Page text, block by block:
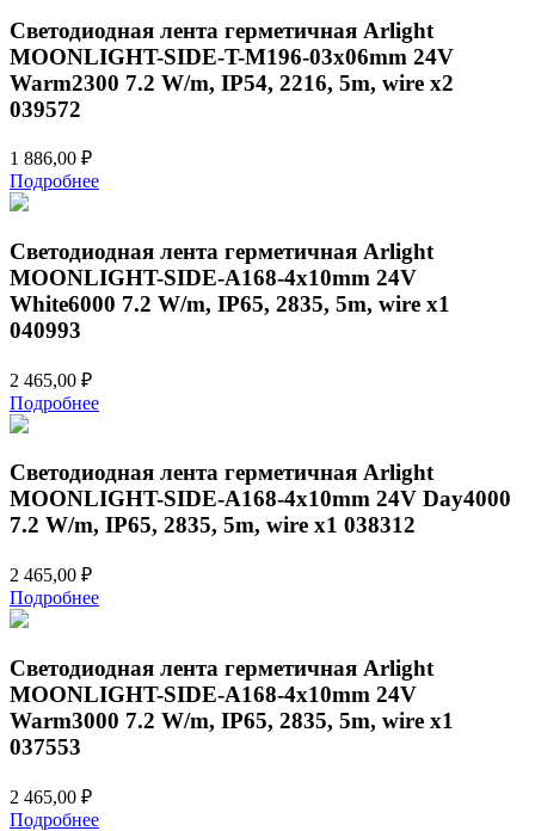
Светодиодная лента герметичная Arlight
MOONLIGHT-SIDE-T-M196-03x06mm 24V
Warm2300 7.2 W/m, IP54, 2216, 5m, wire x2
039572
1 886,00 ₽
Подробнее
Светодиодная лента герметичная Arlight
MOONLIGHT-SIDE-A168-4x10mm 24V
White6000 7.2 W/m, IP65, 2835, 5m, wire x1
040993
2 465,00 ₽
Подробнее
Светодиодная лента герметичная Arlight
MOONLIGHT-SIDE-A168-4x10mm 24V Day4000
7.2 W/m, IP65, 2835, 5m, wire x1 038312
2 465,00 ₽
Подробнее
Светодиодная лента герметичная Arlight
MOONLIGHT-SIDE-A168-4x10mm 24V
Warm3000 7.2 W/m, IP65, 2835, 5m, wire x1
037553
2 465,00 ₽
Подробнее